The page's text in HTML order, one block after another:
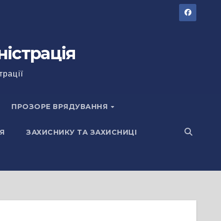
ПРОЗОРЕ ВРЯДУВАННЯ
ЗАХИСНИКУ ТА ЗАХИСНИЦІ